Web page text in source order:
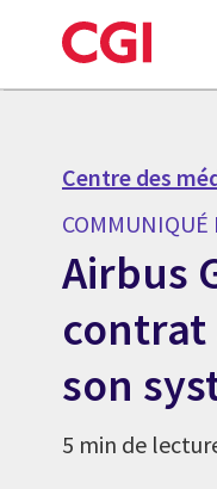
to
Centre des
COMMUNIQUÉ
Airbus
contrat
son
5 min de